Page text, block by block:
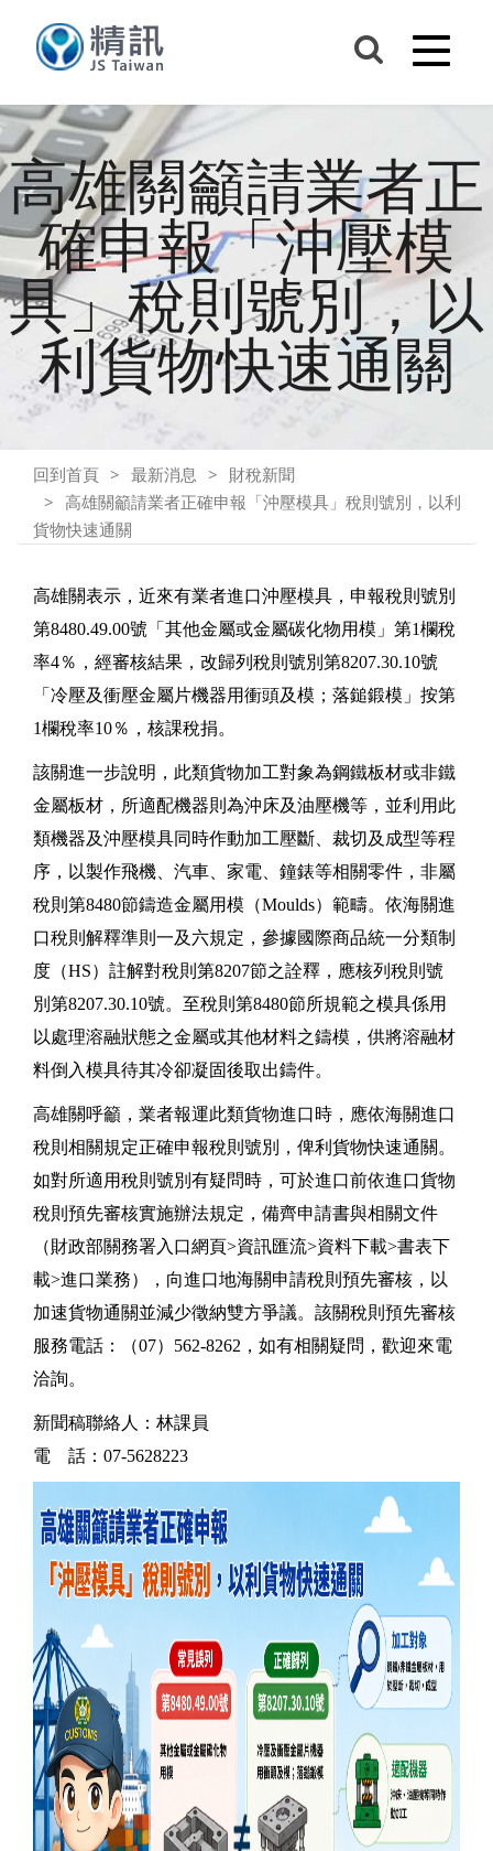
高雄關籲請業者正
確申報「沖壓模
具」稅則號別，以
利貨物快速通關
回到首頁 最新消息
財稅新聞
高雄關籲請業者正確申報「沖壓模具」稅則號別，以利
貨物快速通關
高雄關表示，近來有業者進口沖壓模具，申報稅則號別
第8480.49.00號「其他金屬或金屬碳化物用模」第1欄稅
率4％，經審核結果，改歸列稅則號別第8207.30.10號
「冷壓及衝壓金屬片機器用衝頭及模；落鎚鍛模」按第
1欄稅率10％，核課稅捐。
該關進一步說明，此類貨物加工對象為鋼鐵板材或非鐵
金屬板材，所適配機器則為沖床及油壓機等，並利用此
類機器及沖壓模具同時作動加工壓斷、裁切及成型等程
序，以製作飛機、汽車、家電、鐘錶等相關零件，非屬
稅則第8480節鑄造金屬用模（Moulds）範疇。依海關進
口稅則解釋準則一及六規定，參據國際商品統一分類制
度（HS）註解對稅則第8207節之詮釋，應核列稅則號
別第8207.30.10號。至稅則第8480節所規範之模具係用
以處理溶融狀態之金屬或其他材料之鑄模，供將溶融材
料倒入模具待其冷卻凝固後取出鑄件。
高雄關呼籲，業者報運此類貨物進口時，應依海關進口
稅則相關規定正確申報稅則號別，俾利貨物快速通關。
如對所適用稅則號別有疑問時，可於進口前依進口貨物
稅則預先審核實施辦法規定，備齊申請書與相關文件
（財政部關務署入口網頁>資訊匯流>資料下載>書表下
載>進口業務），向進口地海關申請稅則預先審核，以
加速貨物通關並減少徵納雙方爭議。該關稅則預先審核
服務電話：（07）562-8262，如有相關疑問，歡迎來電
洽詢。
新聞稿聯絡人：林課員
電 話：07-5628223